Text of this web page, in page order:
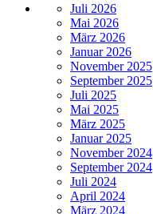
Juli 2026
Mai 2026
März 2026
Januar 2026
November 2025
September 2025
Juli 2025
Mai 2025
März 2025
Januar 2025
November 2024
September 2024
Juli 2024
April 2024
März 2024